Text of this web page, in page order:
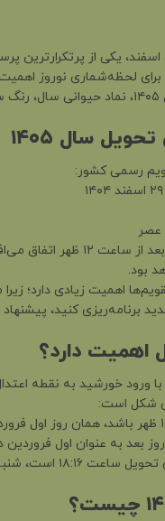
پرتکرارترین پرسش‌ها این است که سال
لحظه‌شماری نوروز
سال ۱۴۰۵
رسمی کشور:
اتفاق می‌افتد،
اهمیت زیادی دارد؛
می‌کنیم مدل‌های متنوع تقویم رومیزی ۱۴۰۵
اهمیت دارد؟
ورود خورشید به نقطه
شکل است: